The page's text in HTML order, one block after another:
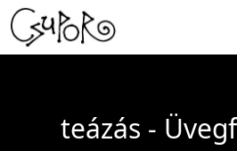
teázás -